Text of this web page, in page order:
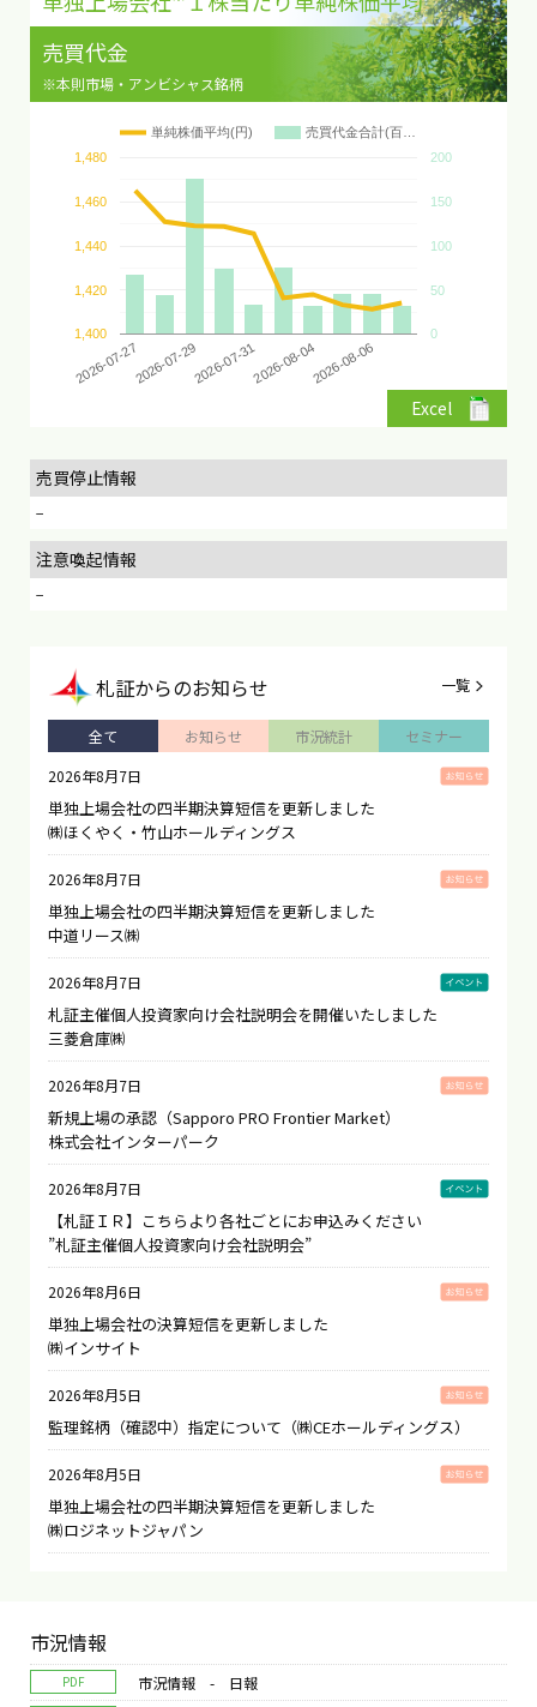
売買代金
※本則市場・アンビシャス銘柄
単純株価平均(円) 売買代金合計(百…
2026-07-272026-07-292026-07-312026-08-042026-08-06
1,400
1,420
1,440
1,460
1,480
0
50
100
150
200
Excel
売買停止情報
−
注意喚起情報
−
札証からのお知らせ 一覧
全て お知らせ 市況統計
セミナー
2026年8月7日
単独上場会社の四半期決算短信を更新しました
㈱ほくやく・竹山ホールディングス
2026年8月7日
単独上場会社の四半期決算短信を更新しました
中道リース㈱
2026年8月7日
札証主催個人投資家向け会社説明会を開催いたしました
三菱倉庫㈱
2026年8月7日
新規上場の承認（Sapporo PRO Frontier Market）
株式会社インターパーク
2026年8月7日
【札証ＩＲ】こちらより各社ごとにお申込みください
”札証主催個人投資家向け会社説明会”
2026年8月6日
単独上場会社の決算短信を更新しました
㈱インサイト
2026年8月5日
監理銘柄（確認中）指定について（㈱CEホールディングス）
2026年8月5日
単独上場会社の四半期決算短信を更新しました
㈱ロジネットジャパン
市況情報
PDF 市況情報 - 日報